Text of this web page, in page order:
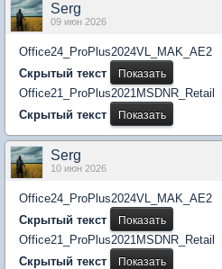
Serg
09 июн 2026
Office24_ProPlus2024VL_MAK_AE2
Скрытый текст
Office21_ProPlus2021MSDNR_Retail
Скрытый текст
Serg
10 июн 2026
Office24_ProPlus2024VL_MAK_AE2
Скрытый текст
Office21_ProPlus2021MSDNR_Retail
Скрытый текст